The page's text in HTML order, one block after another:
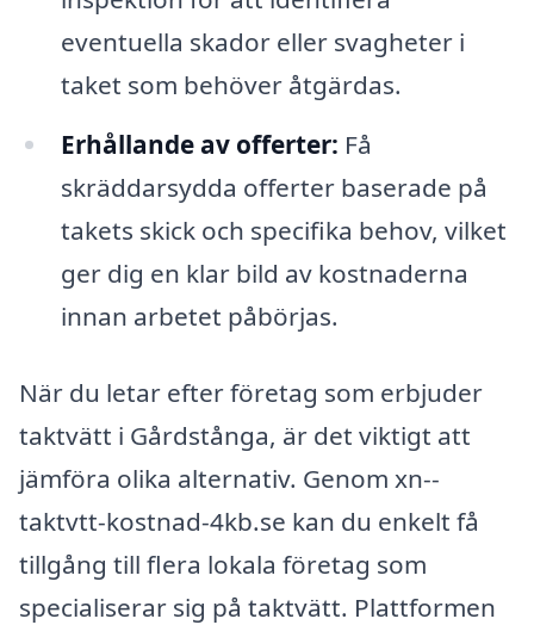
eventuella skador eller svagheter i
taket som behöver åtgärdas.
Erhållande av offerter: Få
skräddarsydda offerter baserade på
takets skick och specifika behov, vilket
ger dig en klar bild av kostnaderna
innan arbetet påbörjas.
När du letar efter företag som erbjuder
taktvätt i Gårdstånga, är det viktigt att
jämföra olika alternativ. Genom xn--
taktvtt-kostnad-4kb.se kan du enkelt få
tillgång till flera lokala företag som
specialiserar sig på taktvätt. Plattformen